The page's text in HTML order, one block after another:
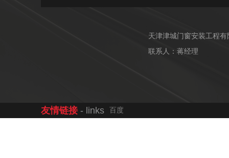
天津津城门窗安装工程有
联系人：蒋经理
友情链接 - links 百度